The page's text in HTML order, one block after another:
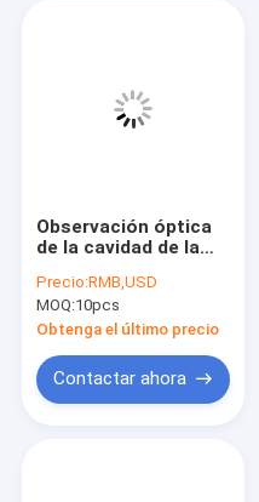
Observación óptica
de la cavidad de la
cuarzo Sio2
Precio:RMB,USD
MOQ:10pcs
Obtenga el último precio
Contactar ahora